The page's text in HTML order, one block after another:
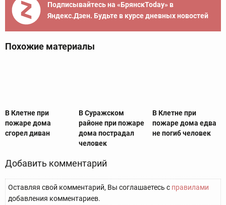
Подписывайтесь на «БрянскToday» в
Яндекс.Дзен. Будьте в курсе дневных новостей
Похожие материалы
В Клетне при
пожаре дома
сгорел диван
В Суражском
районе при пожаре
дома пострадал
человек
В Клетне при
пожаре дома едва
не погиб человек
Добавить комментарий
Оставляя свой комментарий, Вы соглашаетесь с правилами
добавления комментариев.